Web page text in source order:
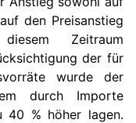
den Preisanstieg
Zeitraum
der für
wurde der
durch Importe
40 % höher lagen.